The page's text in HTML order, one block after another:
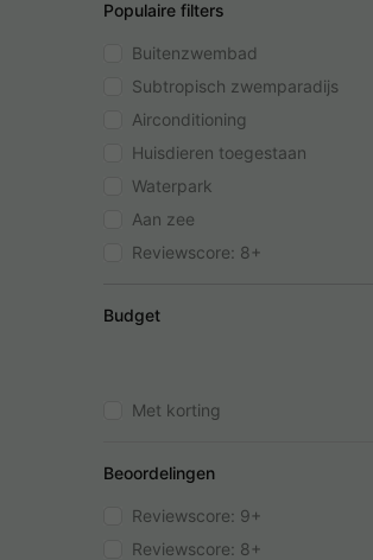
Populaire filters
Buitenzwembad
Subtropisch zwemparadijs
Airconditioning
Huisdieren toegestaan
Waterpark
Aan zee
Reviewscore: 8+
Budget
Met korting
Beoordelingen
Reviewscore: 9+
Reviewscore: 8+